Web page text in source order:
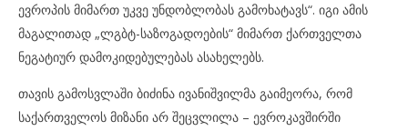
ევროპის მიმართ უკვე უნდობლობას გამოხატავს“. იგი ამის
მაგალითად „ლგბტ-საზოგადოების“ მიმართ ქართველთა
ნეგატიურ დამოკიდებულებას ასახელებს.
თავის გამოსვლაში ბიძინა ივანიშვილმა გაიმეორა, რომ
საქართველოს მიზანი არ შეცვლილა – ევროკავშირში